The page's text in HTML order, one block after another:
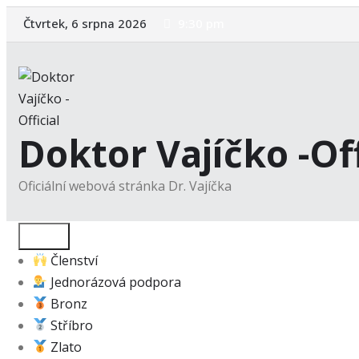
Skip
to
Čtvrtek, 6 srpna 2026
Doktor Vajíčko -
Oficiální webová stránka Dr. Vajíčka
Členství
Jednorázová podpora
Bronz
Stříbro
Zlato